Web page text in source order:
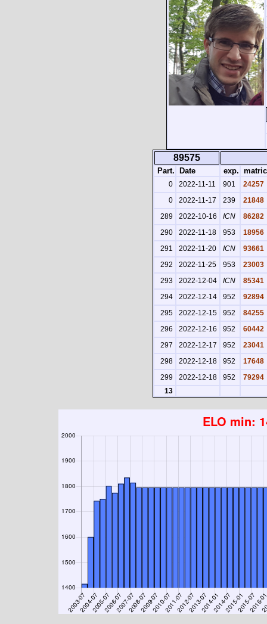
89575
Part. Date exp.
0 2022-11-11 901
24257
0
2022-11-17 239
21848
289
2022-10-16 ICN
86282
290
2022-11-18 953
18956
291
2022-11-20 ICN
93661
292
2022-11-25 953
23003
293
2022-12-04 ICN
85341
294
2022-12-14 952
92894
295
2022-12-15 952
84255
296
2022-12-16 952
60442
297
2022-12-17 952
23041
298
2022-12-18 952
17648
299
2022-12-18 952
79294
13